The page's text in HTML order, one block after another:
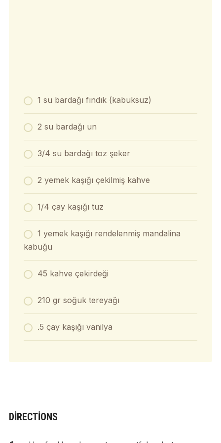
1 su bardağı fındık (kabuksuz)
2 su bardağı un
3/4 su bardağı toz şeker
2 yemek kaşığı çekilmiş kahve
1/4 çay kaşığı tuz
1 yemek kaşığı rendelenmiş mandalina
kabuğu
45 kahve çekirdeği
210 gr soğuk tereyağı
.5 çay kaşığı vanilya
DIRECTIONS